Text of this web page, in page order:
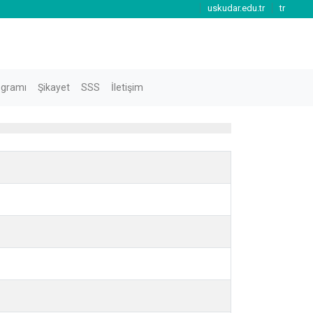
uskudar.edu.tr tr
Şikayet SSS İletişim